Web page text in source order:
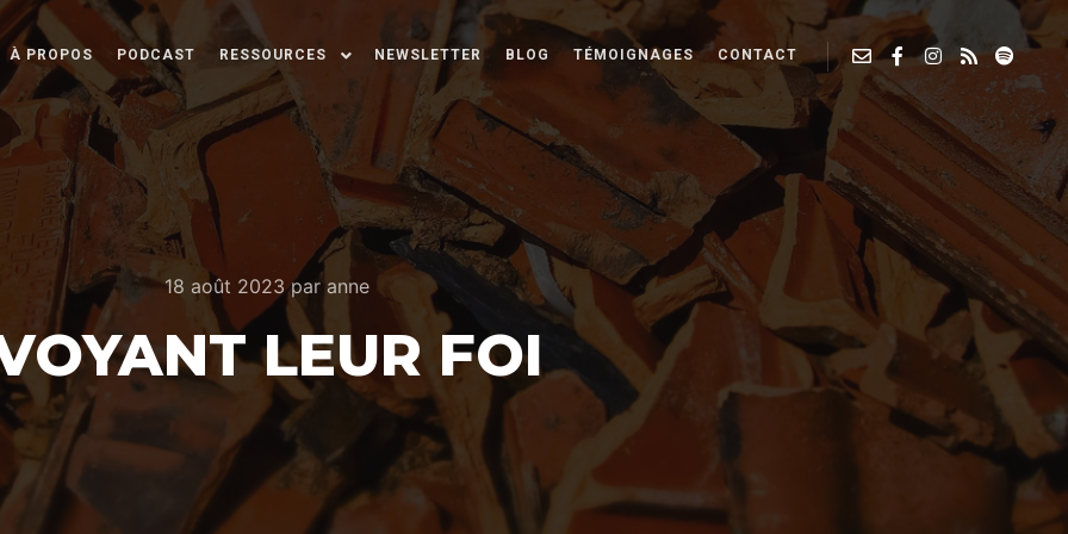
À PROPOS PODCAST RESSOURCES NEWSLETTER BLOG TÉMOIGNAGES CONTACT
18 août 2023par anne
LEUR FOI